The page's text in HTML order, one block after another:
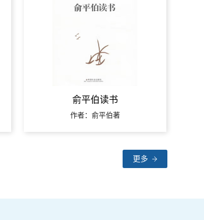
俞平伯读书
作者：俞平伯著
更多